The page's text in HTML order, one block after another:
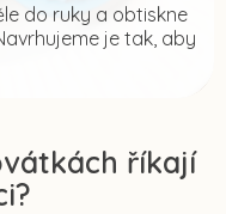
do ruky a obtiskne
je tak, aby
říkají